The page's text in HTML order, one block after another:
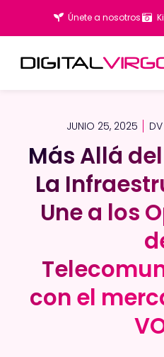
Únete a nosotros
JUNIO 25, 2025
Más Allá
La
Une a los
con el
Más Allá
La
Une a los
con el